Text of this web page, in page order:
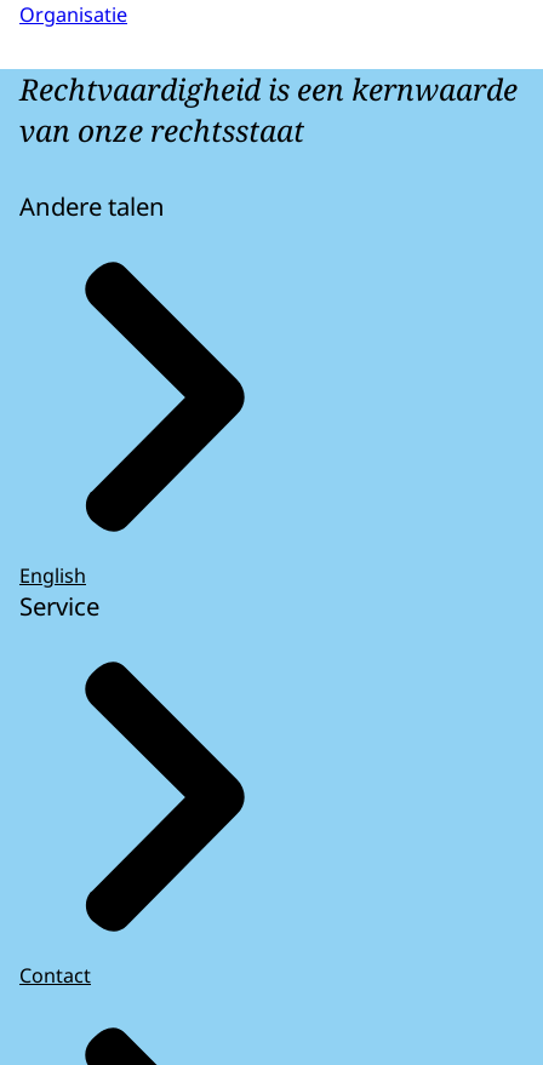
Organisatie
Rechtvaardigheid is een kernwaarde
van onze rechtsstaat
Andere talen
English
Service
Contact